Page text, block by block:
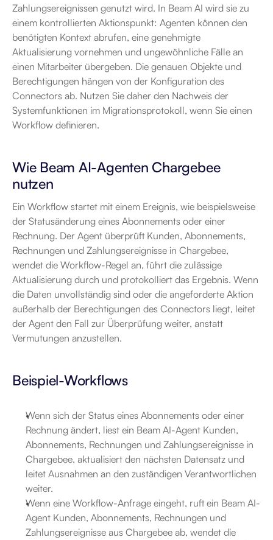
Zahlungsereignissen genutzt wird. In Beam AI wird sie zu
einem kontrollierten Aktionspunkt: Agenten können den
benötigten Kontext abrufen, eine genehmigte
Aktualisierung vornehmen und ungewöhnliche Fälle an
einen Mitarbeiter übergeben. Die genauen Objekte und
Berechtigungen hängen von der Konfiguration des
Connectors ab. Nutzen Sie daher den Nachweis der
Systemfunktionen im Migrationsprotokoll, wenn Sie einen
Workflow definieren.
Wie Beam AI-Agenten Chargebee
nutzen
Ein Workflow startet mit einem Ereignis, wie beispielsweise
der Statusänderung eines Abonnements oder einer
Rechnung. Der Agent überprüft Kunden, Abonnements,
Rechnungen und Zahlungsereignisse in Chargebee,
wendet die Workflow-Regel an, führt die zulässige
Aktualisierung durch und protokolliert das Ergebnis. Wenn
die Daten unvollständig sind oder die angeforderte Aktion
außerhalb der Berechtigungen des Connectors liegt, leitet
der Agent den Fall zur Überprüfung weiter, anstatt
Vermutungen anzustellen.
Beispiel-Workflows
Wenn sich der Status eines Abonnements oder einer
Rechnung ändert, liest ein Beam AI-Agent Kunden,
Abonnements, Rechnungen und Zahlungsereignisse in
Chargebee, aktualisiert den nächsten Datensatz und
leitet Ausnahmen an den zuständigen Verantwortlichen
weiter.
Wenn eine Workflow-Anfrage eingeht, ruft ein Beam AI-
Agent Kunden, Abonnements, Rechnungen und
Zahlungsereignisse aus Chargebee ab, wendet die